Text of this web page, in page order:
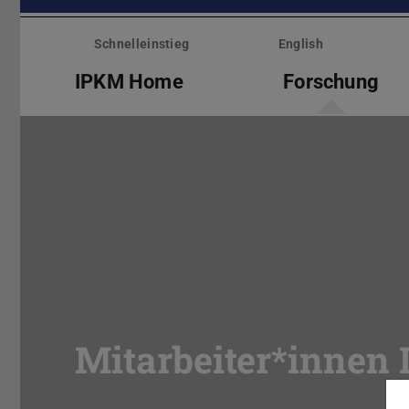
Menü
überspringenSchnelleinstieg English
IPKM Home Forschung
Mitarbeiter*innen